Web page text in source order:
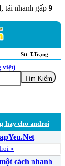
tải nhanh gấp 9
Stt-T.Trạng
việt)
hay cho androi
»
cách nhanh